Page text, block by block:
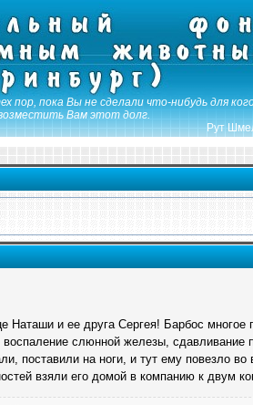
пор, пока Вы не сделали что-нибудь для
Вам этот долг.
Рут
и ее друга Сергея! Барбос многое
слюнной железы, сдавливание
поставили на ноги, и тут ему повезло во
взяли его домой в компанию к двум